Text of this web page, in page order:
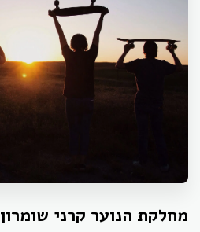
מחלקת הנוער קרני שומרון